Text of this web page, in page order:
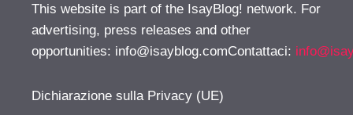
This website is part of the IsayBlog! network. For
advertising, press releases and other
opportunities: info@isayblog.comContattaci:
Dichiarazione sulla Privacy (UE)